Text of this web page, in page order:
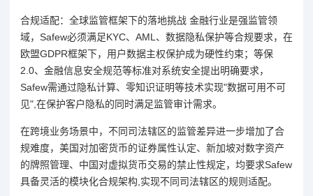
合规适配：全球监管框架下的落地挑战 金融行业是强监管领
域，Safew必须满足KYC、AML、数据隐私保护等合规要求，在
欧盟GDPR框架下，用户数据主权保护成为硬性约束；等保
2.0、金融信息安全规范等标准对系统安全提出明确要求，
Safew需通过隐私计算、零知识证明等技术实现"数据可用不可
见",在保护客户隐私的同时满足监管审计需求。
在跨境业务场景中，不同司法辖区的监管差异进一步增加了合
规难度，美国对加密货币的证券属性认定、新加坡对数字资产
的牌照管理、中国对虚拟货币交易的禁止性规定，均要求Safew
具备灵活的模块化合规架构,实现不同司法辖区的规则适配。